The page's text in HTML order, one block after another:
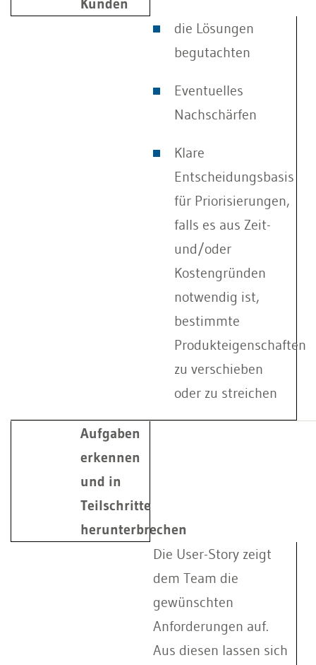
Kunden
die Lösungen
begutachten
Eventuelles
Nachschärfen
Klare
Entscheidungsbasis
für Priorisierungen,
falls es aus Zeit-
und/oder
Kostengründen
notwendig ist,
bestimmte
Produkteigenschaften
zu verschieben
oder zu streichen
Aufgaben
erkennen
und in
Teilschritte
herunterbrechen
Die User-Story zeigt
dem Team die
gewünschten
Anforderungen auf.
Aus diesen lassen sich